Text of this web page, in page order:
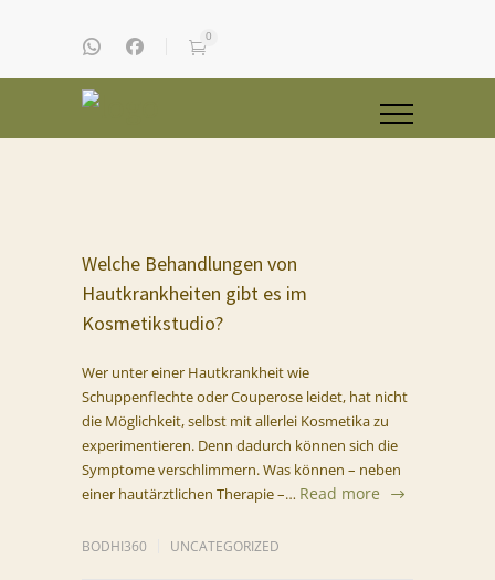
0
Welche Behandlungen von
Hautkrankheiten gibt es im
Kosmetikstudio?
Wer unter einer Hautkrankheit wie
Schuppenflechte oder Couperose leidet, hat nicht
die Möglichkeit, selbst mit allerlei Kosmetika zu
experimentieren. Denn dadurch können sich die
Symptome verschlimmern. Was können – neben
einer hautärztlichen Therapie –… Read more
BODHI360 UNCATEGORIZED